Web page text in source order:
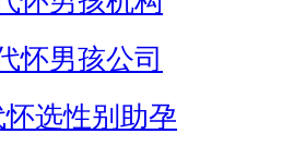
怀男孩公司
选性别助孕